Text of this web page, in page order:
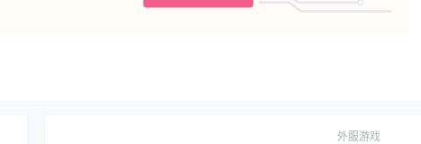
外服游戏